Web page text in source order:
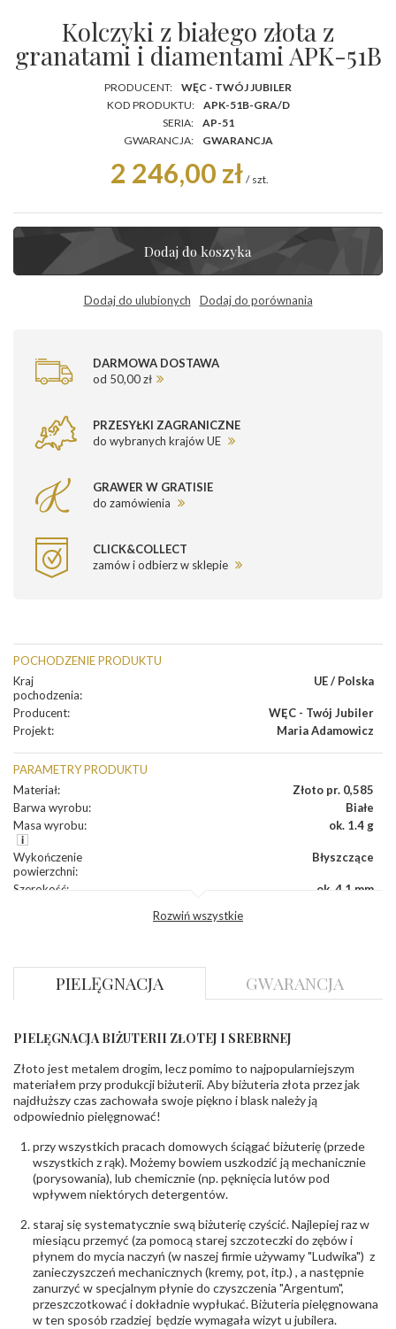
Kolczyki z białego złota z
granatami i diamentami APK-51B
PRODUCENT:
WĘC - TWÓJ JUBILER
KOD PRODUKTU:
APK-51B-GRA/D
SERIA:
AP-51
GWARANCJA:
GWARANCJA
2 246,00 zł / szt.
Dodaj do koszyka
Dodaj do ulubionych Dodaj do porównania
DARMOWA DOSTAWA
od 50,00 zł
PRZESYŁKI ZAGRANICZNE
do wybranych krajów UE
GRAWER W GRATISIE
do zamówienia
CLICK&COLLECT
zamów i odbierz w sklepie
POCHODZENIE PRODUKTU
Kraj
pochodzenia:
UE / Polska
Producent:
WĘC - Twój Jubiler
Projekt: Maria Adamowicz
PARAMETRY PRODUKTU
Materiał:
Złoto pr. 0,585
Barwa wyrobu:
Białe
Masa wyrobu: ok. 1.4 g
Wykończenie
powierzchni:
Błyszczące
Szerokość:
ok. 4,1 mm
Diament
Szlif
Brylantowy okrągły
diamentów:
diamentów
(łącznie) :
Masa
diamentów
(łącznie):
Barwa:
Czystość: VS
POZOSTAŁE KAMIENIE
Rodzaje
kamieni
Granat
Liczba kamieni:
Granat - 2 szt.
Szlif kamieni:
Fasetowy okrągły
Masa kamieni
(łącznie):
ok. 0.17 ct.
Rozwiń wszystkie
PIELĘGNACJA GWARANCJA
PIELĘGNACJA BIŻUTERII ZŁOTEJ I SREBRNEJ
Złoto jest metalem drogim, lecz pomimo to najpopularniejszym
materiałem przy produkcji biżuterii. Aby biżuteria złota przez jak
najdłuższy czas zachowała swoje piękno i blask należy ją
odpowiednio pielęgnować!
przy wszystkich pracach domowych ściągać biżuterię (przede
wszystkich z rąk). Możemy bowiem uszkodzić ją mechanicznie
(porysowania), lub chemicznie (np. pęknięcia lutów pod
wpływem niektórych detergentów.
staraj się systematycznie swą biżuterię czyścić. Najlepiej raz w
miesiącu przemyć (za pomocą starej szczoteczki do zębów i
płynem do mycia naczyń (w naszej firmie używamy "Ludwika") z
zanieczyszczeń mechanicznych (kremy, pot, itp.) , a następnie
zanurzyć w specjalnym płynie do czyszczenia "Argentum",
przeszczotkować i dokładnie wypłukać. Biżuteria pielęgnowana
w ten sposób rzadziej będzie wymagała wizyt u jubilera.